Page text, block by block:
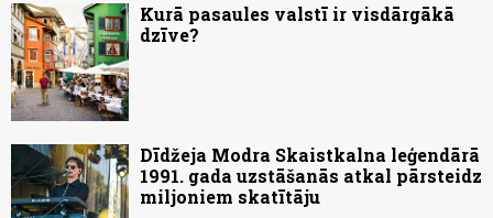
Kurā pasaules valstī ir visdārgākā
dzīve?
Dīdžeja Modra Skaistkalna leģendārā
1991. gada uzstāšanās atkal pārsteidz
miljoniem skatītāju